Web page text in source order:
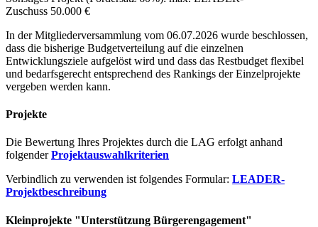
Zuschuss 50.000 €
In der Mitgliederversammlung vom 06.07.2026 wurde beschlossen,
dass die bisherige Budgetverteilung auf die einzelnen
Entwicklungsziele aufgelöst wird und dass das Restbudget flexibel
und bedarfsgerecht entsprechend des Rankings der Einzelprojekte
vergeben werden kann.
Projekte
Die Bewertung Ihres Projektes durch die LAG erfolgt anhand
folgenderProjektauswahlkriterien
Verbindlich zu verwenden ist folgendes Formular: LEADER-
Projektbeschreibung
Kleinprojekte "Unterstützung Bürgerengagement"